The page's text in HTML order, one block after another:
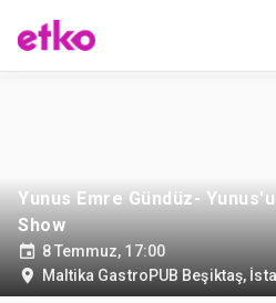
Yunus Emre Gündüz-
Show
8 Temmuz, 17:00
Maltika GastroPUB Beşiktaş,